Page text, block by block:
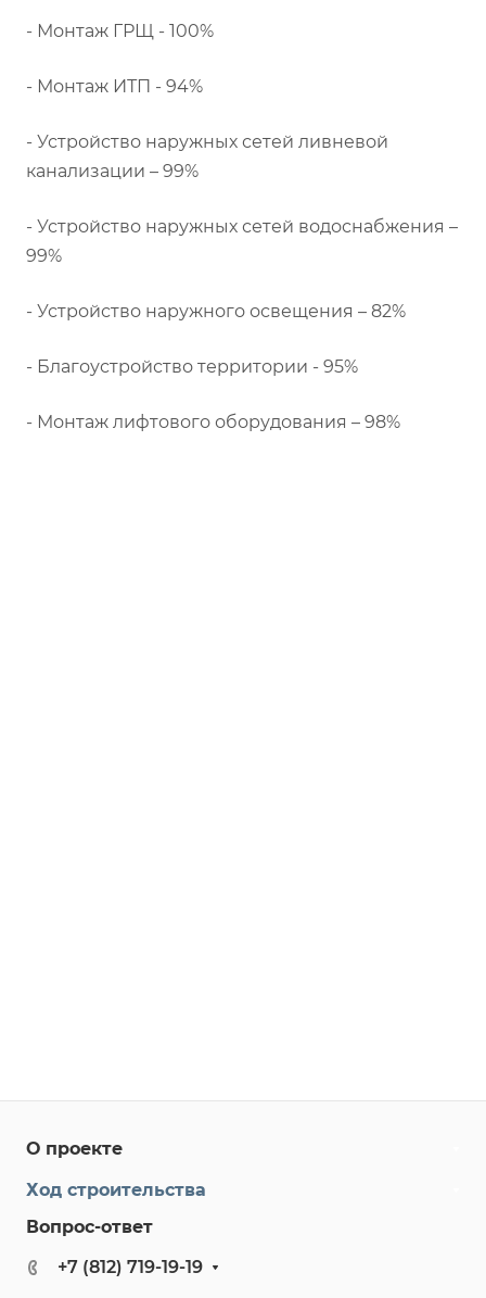
- Монтаж ГРЩ - 100%
- Монтаж ИТП - 94%
- Устройство наружных сетей ливневой
канализации – 99%
- Устройство наружных сетей водоснабжения –
99%
- Устройство наружного освещения – 82%
- Благоустройство территории - 95%
- Монтаж лифтового оборудования – 98%
О проекте
Ход строительства
Вопрос-ответ
+7 (812) 719-19-19